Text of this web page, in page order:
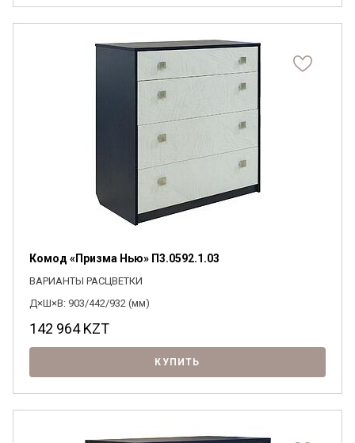
Комод «Призма Нью» П3.0592.1.03
ВАРИАНТЫ РАСЦВЕТКИ
Д×Ш×В: 903/442/932 (мм)
142 964KZT
КУПИТЬ